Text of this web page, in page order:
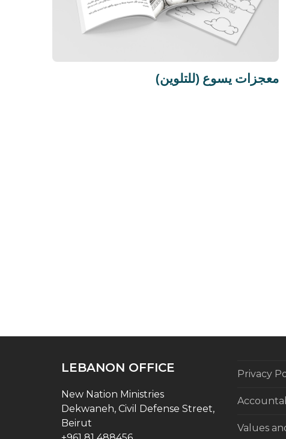
معجزات يسوع (للتلوين)
LEBANON OFFICE
New Nation Ministries
Dekwaneh, Civil Defense Street,
Beirut
Privacy
Values